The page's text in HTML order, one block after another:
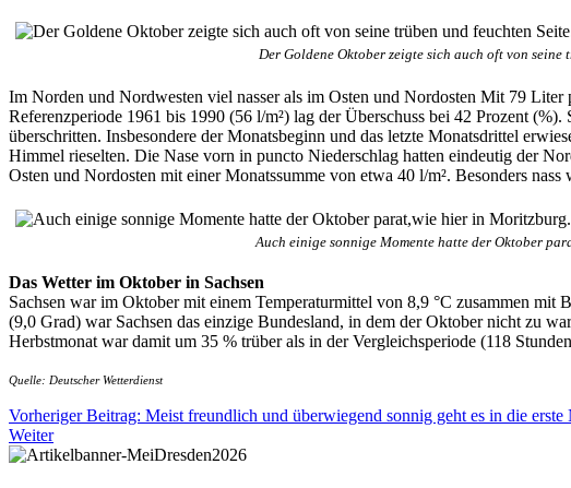
Der Goldene Oktober zeigte sich auch oft von
Im Norden und Nordwesten viel nasser als im Osten und Nordosten Mit 79
Referenzperiode 1961 bis 1990 (56 l/m²) lag der Überschuss bei 42 Prozent
überschritten. Insbesondere der Monatsbeginn und das letzte Monatsdrittel
Himmel rieselten. Die Nase vorn in puncto Niederschlag hatten eindeutig der
Osten und Nordosten mit einer Monatssumme von etwa 40 l/m². Besonders
Auch einige sonnige Momente hatte der Oktober
Das Wetter im Oktober in Sachsen
Sachsen war im Oktober mit einem Temperaturmittel von 8,9 °C zusammen
(9,0 Grad) war Sachsen das einzige Bundesland, in dem der Oktober nicht zu
Herbstmonat war damit um 35 % trüber als in der Vergleichsperiode (118
Quelle: Deutscher Wetterdienst
Vorheriger Beitrag: Meist freundlich und überwiegend sonnig geht es in die erste
Weiter